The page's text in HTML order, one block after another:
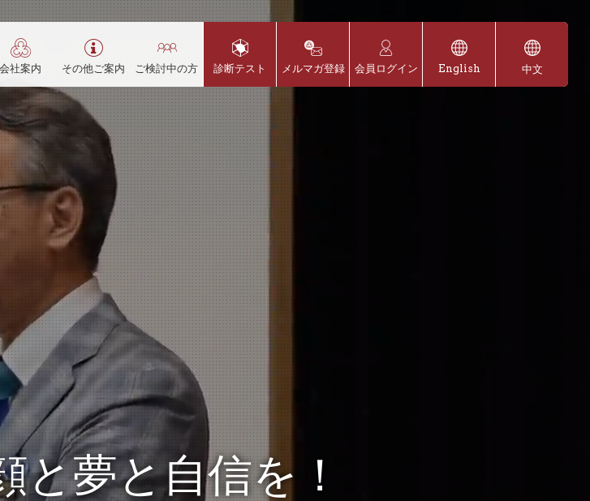
会社案内 その他ご案内 ご検討中の方 診断テスト メルマガ登録 会員ログイン English 中文
と夢と自信を！